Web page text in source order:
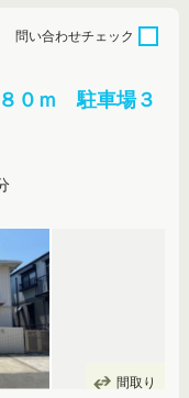
０ｍ 駐車場３
問い合わせチェック
間取り